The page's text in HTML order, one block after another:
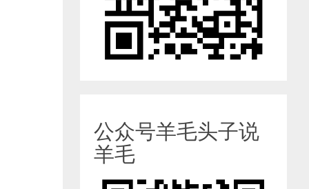
公众号羊毛头子说
羊毛